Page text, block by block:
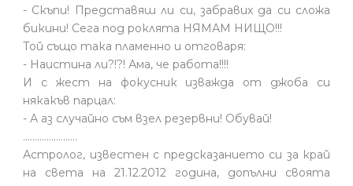
- Скъпи! Представяш ли си, забравих да си сложа
бикини! Сега под роклята НЯМАМ НИЩО!!!
Той също така пламенно и отговаря:
- Наистина ли?!?! Ама, че работа!!!!
И с жест на фокусник изважда от джоба си
някакъв парцал:
- А аз случайно съм взел резервни! Обувай!
.......................
Астролог, известен с предсказанието си за край
на света на 21.12.2012 година, допълни своята